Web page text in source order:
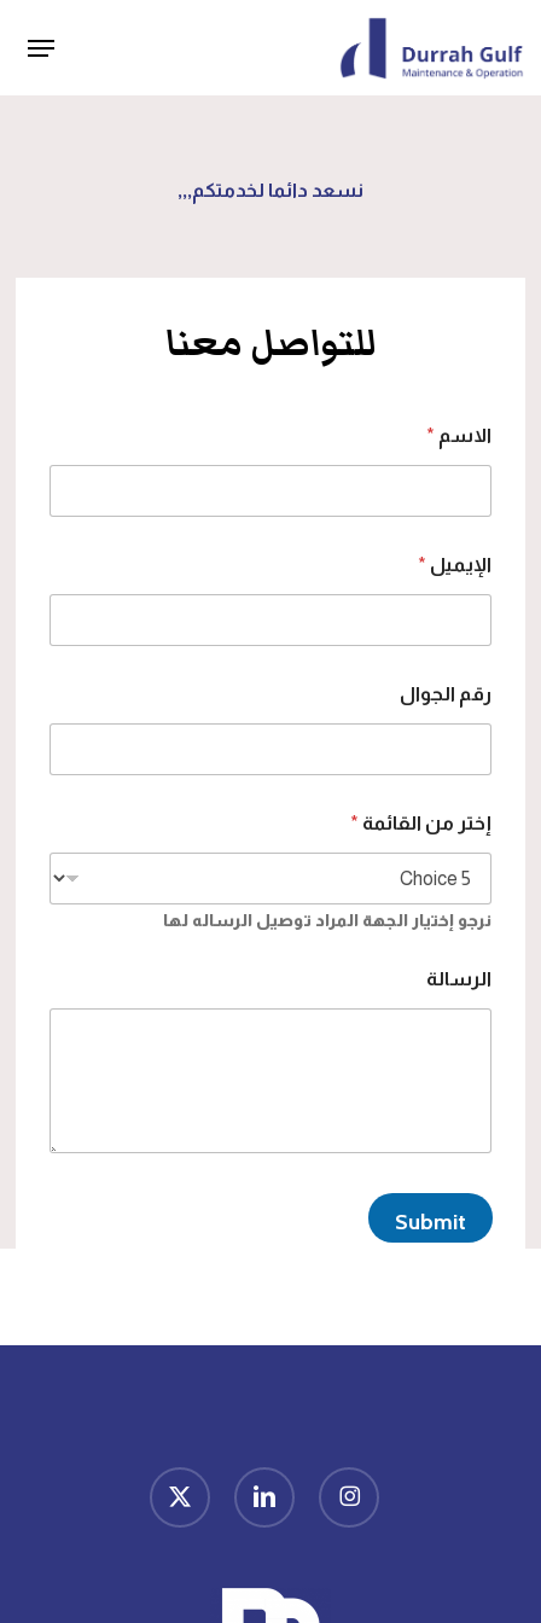
Menu
نسعد دائما لخدمتكم,,,
للتواصل معنا
الاسم *
الإيميل *
رقم الجوال
إختر من القائمة *
نرجو إختيار الجهة المراد توصيل الرساله لها
الرسالة
Submit
x-
twitter
linkedin instagram